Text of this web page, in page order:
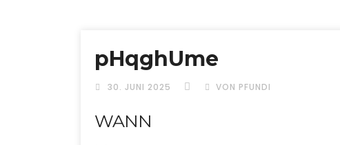
pHqghUme
30. JUNI 2025 VON PFUNDI
WANN